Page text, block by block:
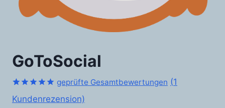
GoToSocial
Bewertet
mit5.00
1
geprüfte Gesamtbewertungen (1
Kundenrezension)